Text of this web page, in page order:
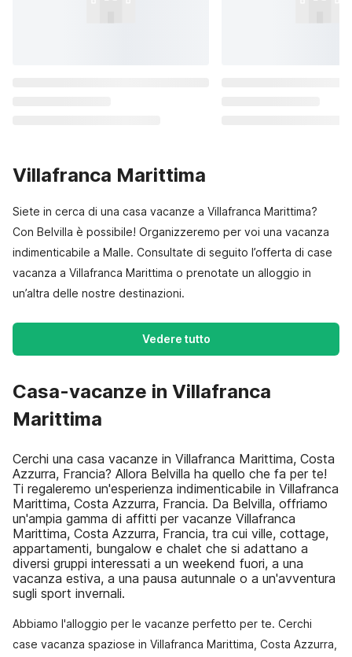
Villafranca Marittima
Siete in cerca di una casa vacanze a Villafranca Marittima?
Con Belvilla è possibile! Organizzeremo per voi una vacanza
indimenticabile a Malle. Consultate di seguito l’offerta di case
vacanza a Villafranca Marittima o prenotate un alloggio in
un’altra delle nostre destinazioni.
Vedere tutto
Casa-vacanze in Villafranca
Marittima
Cerchi una casa vacanze in Villafranca Marittima, Costa
Azzurra, Francia? Allora Belvilla ha quello che fa per te!
Ti regaleremo un'esperienza indimenticabile in Villafranca
Marittima, Costa Azzurra, Francia. Da Belvilla, offriamo
un'ampia gamma di affitti per vacanze Villafranca
Marittima, Costa Azzurra, Francia, tra cui ville, cottage,
appartamenti, bungalow e chalet che si adattano a
diversi gruppi interessati a un weekend fuori, a una
vacanza estiva, a una pausa autunnale o a un'avventura
sugli sport invernali.
Abbiamo l'alloggio per le vacanze perfetto per te. Cerchi
case vacanza spaziose in Villafranca Marittima, Costa Azzurra,